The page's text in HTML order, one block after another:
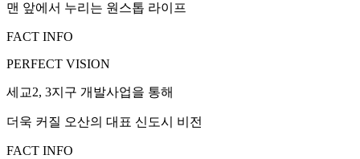
맨 앞에서 누리는 원스톱 라이프
FACT INFO
PERFECT VISION
세교2, 3지구 개발사업을 통해
더욱 커질 오산의 대표 신도시 비전
FACT INFO